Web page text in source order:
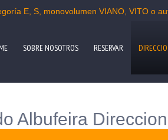
E, S, monovolumen VIANO, VITO o
SOBRE NOSOTROS RESERVAR
Albufeira